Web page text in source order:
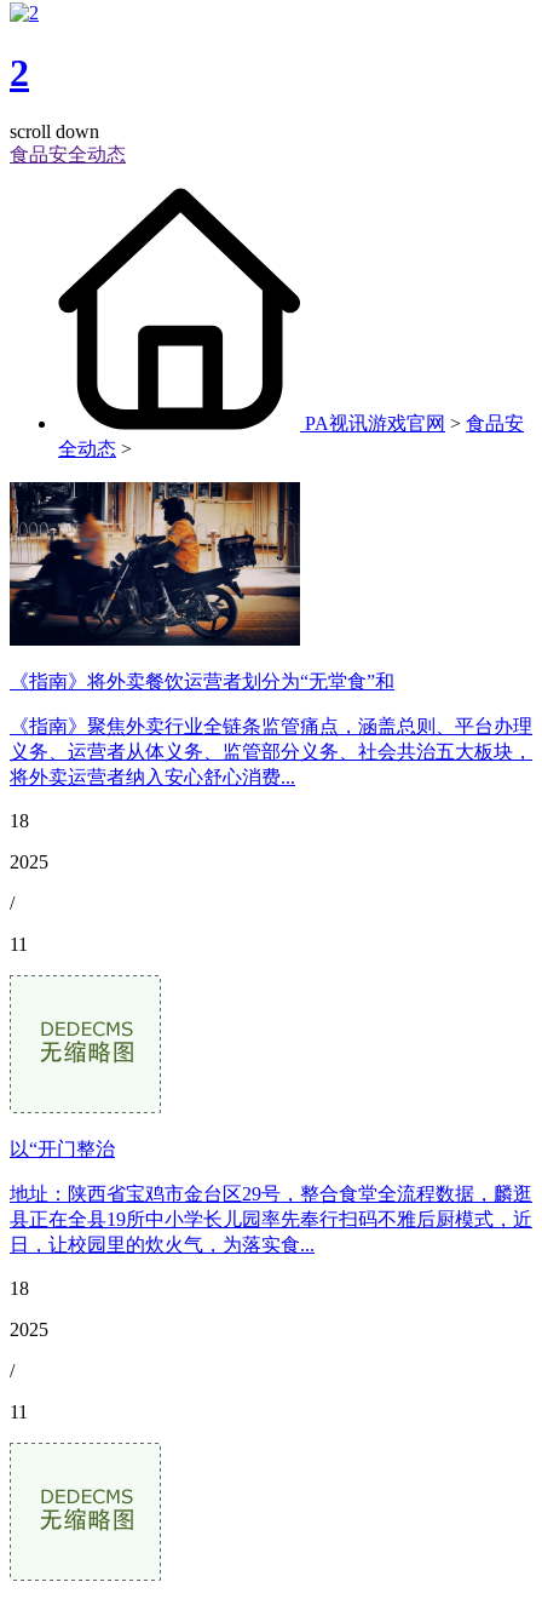
2
scroll down
食品安全动态
PA视讯游戏官网 > 食品安
全动态 >
《指南》将外卖餐饮运营者划分为“无堂食”和
《指南》聚焦外卖行业全链条监管痛点，涵盖总则、平台办理
义务、运营者从体义务、监管部分义务、社会共治五大板块，
将外卖运营者纳入安心舒心消费...
18
2025
/
11
以“开门整治
地址：陕西省宝鸡市金台区29号，整合食堂全流程数据，麟逛
县正在全县19所中小学长儿园率先奉行扫码不雅后厨模式，近
日，让校园里的炊火气，为落实食...
18
2025
/
11